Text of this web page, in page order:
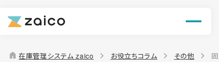
機能
解決できる課題
home 在庫管理システム zaico お役立ちコラム その他